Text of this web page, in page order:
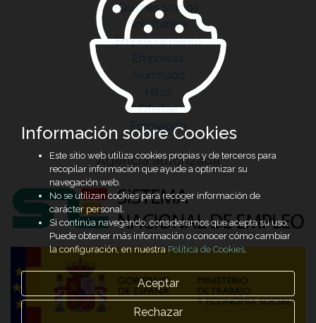
Quiénes somos
Solicitantes
Emprendimiento
Empresas
Alumnado
Hitos
Ofertas
Formación
Agencia autorizada
Información sobre Cookies
Este sitio web utiliza cookies propias y de terceros para
recopilar información que ayude a optimizar su
navegación web.
No se utilizan cookies para recoger información de
carácter personal.
Si continúa navegando, consideramos que acepta su uso.
Puede obtener más información o conocer cómo cambiar
la configuración, en nuestraPolítica de Cookies.
Aceptar
Rechazar